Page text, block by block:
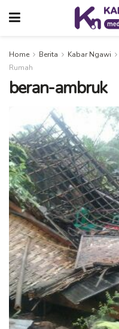
Home Berita Kabar Ngawi
Rumah
beran-ambruk